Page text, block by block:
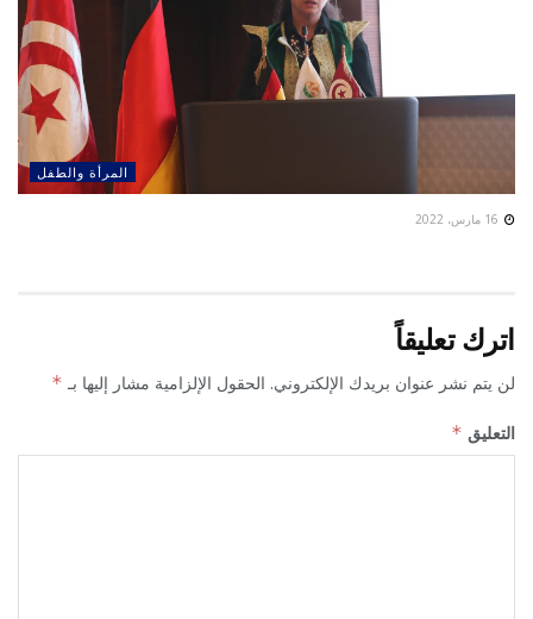
المرأة والطفل
16 مارس، 2022
اترك تعليقاً
لن يتم نشر عنوان بريدك الإلكتروني. الحقول الإلزامية مشار إليها بـ*
التعليق*